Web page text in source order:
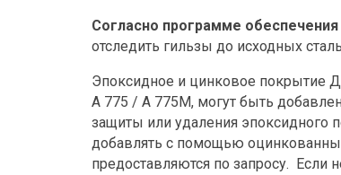
Согласно программе обеспечения
отследить гильзы до исходных
Эпоксидное и цинковое покрытие
A 775 / A 775M, могут быть
защиты или удаления
добавлять с помощью
предоставляются по запросу. Если